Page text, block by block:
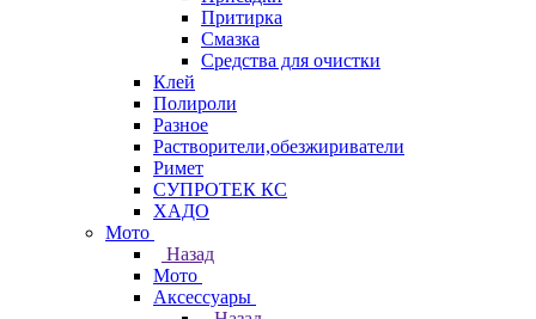
Притирка
Смазка
Средства для очистки
Клей
Полироли
Разное
Растворители,обезжириватели
Римет
СУПРОТЕК КС
ХАДО
Мото
Назад
Мото
Аксессуары